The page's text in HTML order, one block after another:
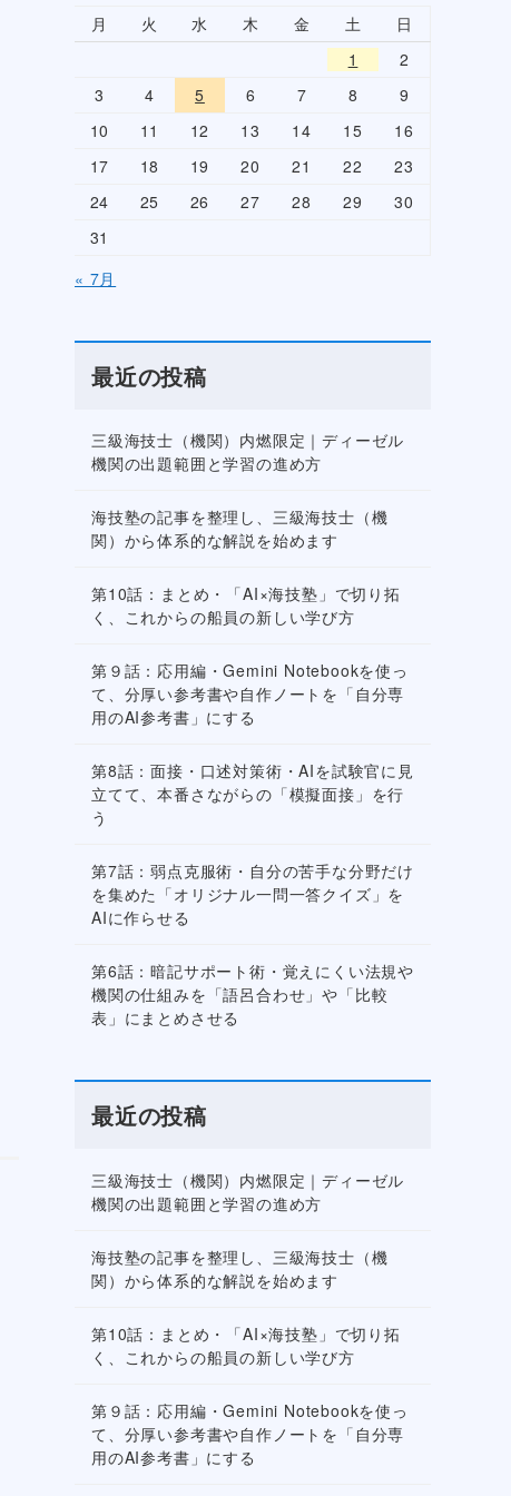
月
火 水 木 金 土
日
1
2
3
4 5 6 7 8
9
10
11 12 13 14 15
16
17
18 19 20 21 22
23
24
25 26 27 28 29
30
31
« 7月
最近の投稿
三級海技士（機関）内燃限定｜ディーゼル
機関の出題範囲と学習の進め方
海技塾の記事を整理し、三級海技士（機
関）から体系的な解説を始めます
第10話：まとめ・「AI×海技塾」で切り拓
く、これからの船員の新しい学び方
第９話：応用編・Gemini Notebookを使っ
て、分厚い参考書や自作ノートを「自分専
用のAI参考書」にする
第8話：面接・口述対策術・AIを試験官に見
立てて、本番さながらの「模擬面接」を行
う
第7話：弱点克服術・自分の苦手な分野だけ
を集めた「オリジナル一問一答クイズ」を
AIに作らせる
第6話：暗記サポート術・覚えにくい法規や
機関の仕組みを「語呂合わせ」や「比較
表」にまとめさせる
最近の投稿
三級海技士（機関）内燃限定｜ディーゼル
機関の出題範囲と学習の進め方
海技塾の記事を整理し、三級海技士（機
関）から体系的な解説を始めます
第10話：まとめ・「AI×海技塾」で切り拓
く、これからの船員の新しい学び方
第９話：応用編・Gemini Notebookを使っ
て、分厚い参考書や自作ノートを「自分専
用のAI参考書」にする